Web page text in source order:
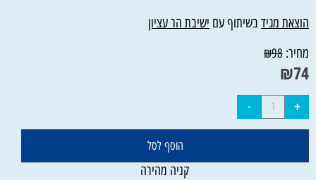
הוצאת מגידבשיתוף עם ישיבת הר עציון
מחיר:
₪98
₪74
הוסף לסל
קניה מהירה